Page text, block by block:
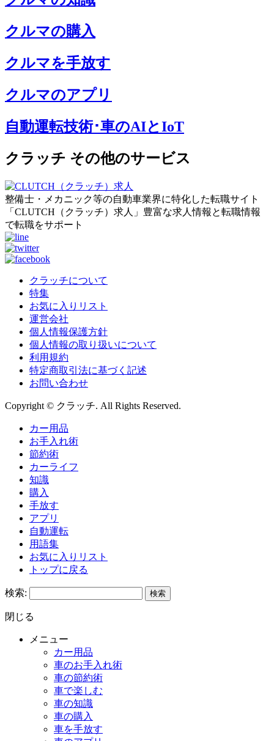
クルマの購入
クルマを手放す
クルマのアプリ
自動運転技術･車のAIとIoT
クラッチ その他のサービス
整備士・メカニック等の自動車業界に特化した転職サイト
「CLUTCH（クラッチ）求人」豊富な求人情報と転職情報
で転職をサポート
クラッチについて
特集
お気に入りリスト
運営会社
個人情報保護方針
個人情報の取り扱いについて
利用規約
特定商取引法に基づく記述
お問い合わせ
Copyright © クラッチ. All Rights Reserved.
カー用品
お手入れ術
節約術
カーライフ
知識
購入
手放す
アプリ
自動運転
用語集
お気に入りリスト
トップに戻る
検索:
閉じる
メニュー
カー用品
車のお手入れ術
車の節約術
車で楽しむ
車の知識
車の購入
車を手放す